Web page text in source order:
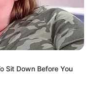
Sit Down Before You